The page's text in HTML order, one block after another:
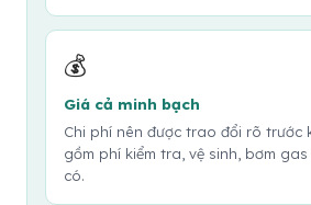
💰
Giá cả minh bạch
Chi phí nên được trao đổi rõ trước
gồm phí kiểm tra, vệ sinh, bơm
có.